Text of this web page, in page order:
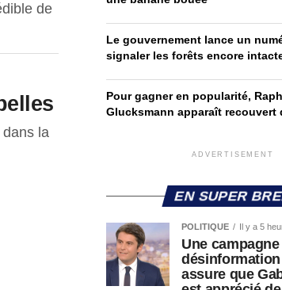
de
la
Le gouvernement lance un
signaler les forêts encore
Pour gagner en popularité,
Glucksmann apparaît recouvert
ADVERTISEMENT
EN SUPER
POLITIQUE Il y a 5
Une
assure que